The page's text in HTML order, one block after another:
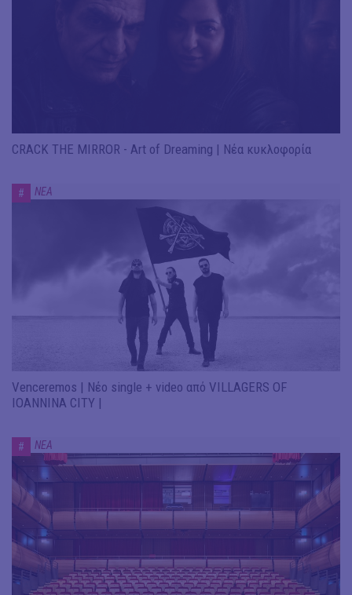
CRACK THE MIRROR - Art of Dreaming | Νέα κυκλοφορία
# ΝΕΑ
Venceremos | Νέο single + video από VILLAGERS OF
IOANNINA CITY |
# ΝΕΑ